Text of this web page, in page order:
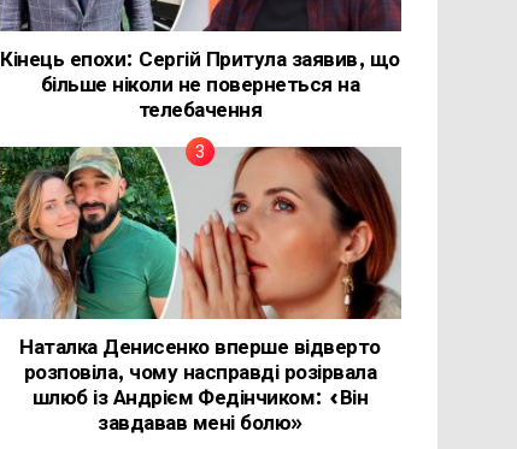
Кінець епохи: Сергій Притула заявив, що
більше ніколи не повернеться на
телебачення
Наталка Денисенко вперше відверто
розповіла, чому насправді розірвала
шлюб із Андрієм Федінчиком: «Він
завдавав мені болю»